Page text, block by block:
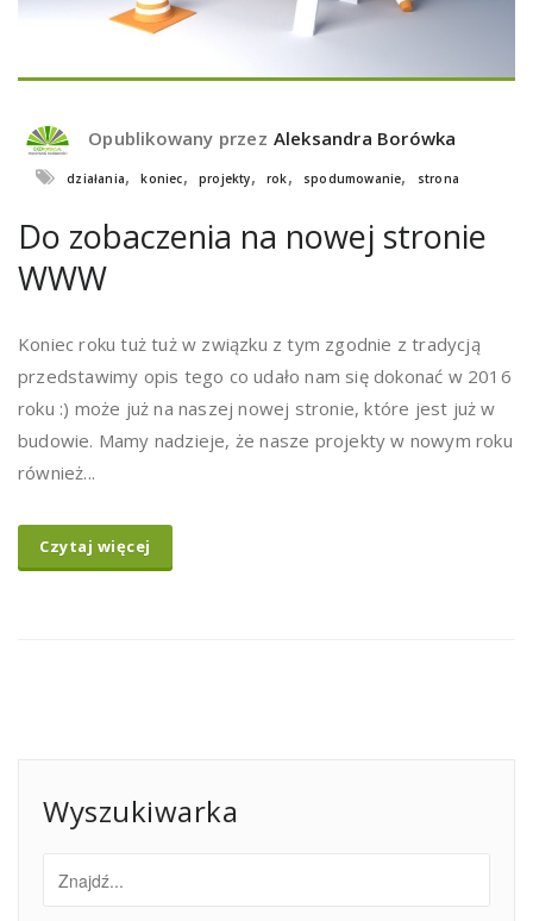
Opublikowany przez Aleksandra Borówka
działania, koniec, projekty, rok, spodumowanie, strona
Do zobaczenia na nowej stronie
WWW
Koniec roku tuż tuż w związku z tym zgodnie z tradycją
przedstawimy opis tego co udało nam się dokonać w 2016
roku :) może już na naszej nowej stronie, które jest już w
budowie. Mamy nadzieje, że nasze projekty w nowym roku
również...
Czytaj więcej
Wyszukiwarka